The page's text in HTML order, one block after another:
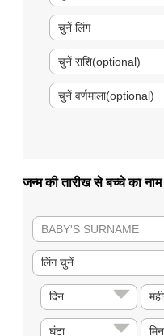
जन्म की तारीख से बच्चे का नाम